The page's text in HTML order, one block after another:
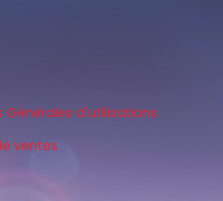
d'utilisations
ventes